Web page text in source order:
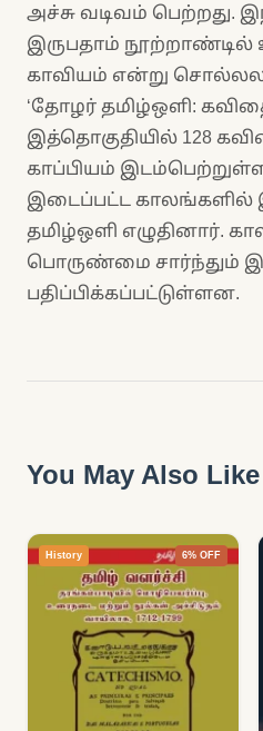
அச்சு வடிவம் பெற்றது.
இருபதாம்
காவியம் என்று
‘தோழர் தமிழ்ஒளி:
இத்தொகுதியில் 128
காப்பியம்
இடைப்பட்ட
தமிழ்ஒளி எழுதினார்.
பொருண்மை சார்ந்தும்
பதிப்பிக்கப்பட்டுள்ளன.
You May Also Like
History 6% OFF